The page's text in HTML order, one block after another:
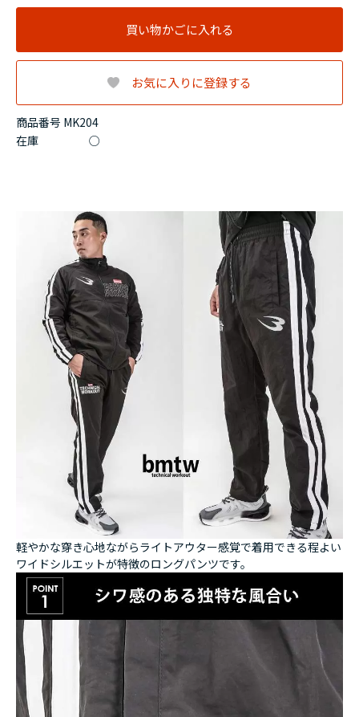
商品番号 MK204
在庫 ○
買い物かごに入れる
お気に入りに登録する
軽やかな穿き心地ながらライトアウター感覚で着用できる程よい
ワイドシルエットが特徴のロングパンツです。